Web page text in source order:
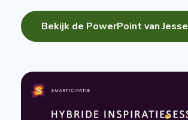
Bekijk de PowerPoint van Jesse